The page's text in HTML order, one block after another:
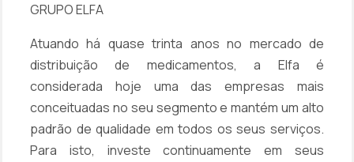
GRUPO ELFA
Atuando há quase trinta anos no mercado de
distribuição de medicamentos, a Elfa é
considerada hoje uma das empresas mais
conceituadas no seu segmento e mantém um alto
padrão de qualidade em todos os seus serviços.
Para isto, investe continuamente em seus